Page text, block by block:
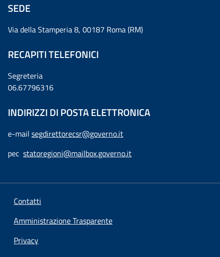
SEDE
Via della Stamperia 8, 00187 Roma (RM)
RECAPITI TELEFONICI
Segreteria
06.67796316
INDIRIZZI DI POSTA ELETTRONICA
e-mail segdirettorecsr@governo.it
pec statoregioni@mailbox.governo.it
Contatti
Amministrazione Trasparente
Privacy